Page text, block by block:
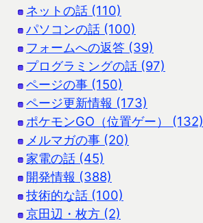
ネットの話 (110)
パソコンの話 (100)
フォームへの返答 (39)
プログラミングの話 (97)
ページの事 (150)
ページ更新情報 (173)
ポケモンGO（位置ゲー） (132)
メルマガの事 (20)
家電の話 (45)
開発情報 (388)
技術的な話 (100)
京田辺・枚方 (2)